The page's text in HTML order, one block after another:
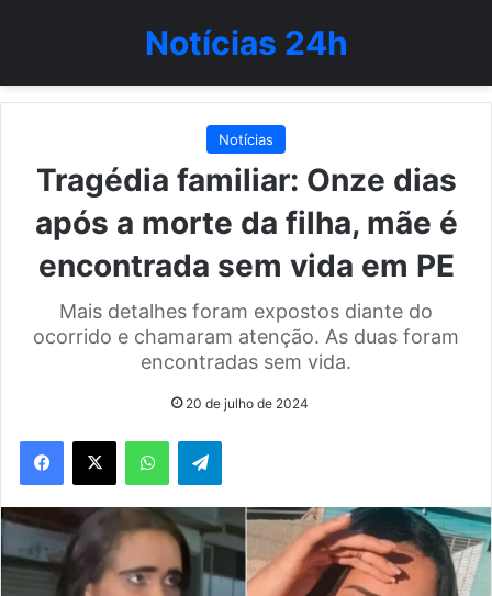
Notícias 24h
Notícias
Tragédia familiar: Onze dias
após a morte da filha, mãe é
encontrada sem vida em PE
Mais detalhes foram expostos diante do
ocorrido e chamaram atenção. As duas foram
encontradas sem vida.
20 de julho de 2024
WhatsAppTelegram